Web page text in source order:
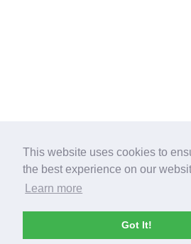
This website uses cookies to
the best experience on our
Learn more
Got It!